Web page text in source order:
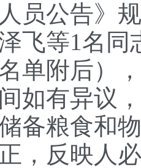
员公告》
飞等1名
单附后）
有异议，
备粮食和
，反映人